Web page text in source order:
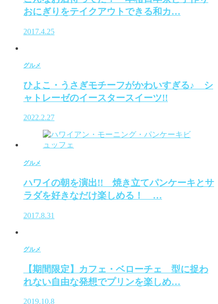
おにぎりをテイクアウトできる和カ…
2017.4.25
グルメ
ひよこ・うさぎモチーフがかわいすぎる♪ シ
ャトレーゼのイースタースイーツ!!
2022.2.27
グルメ
ハワイの朝を演出!! 焼き立てパンケーキとサ
ラダを好きなだけ楽しめる！ …
2017.8.31
グルメ
【期間限定】カフェ・ベローチェ 型に捉わ
れない自由な発想でプリンを楽しめ…
2019.10.8